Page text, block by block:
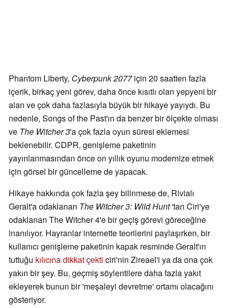
Phantom Liberty, Cyberpunk 2077için 20 saatten fazla
içerik, birkaç yeni görev, daha önce kısıtlı olan yepyeni bir
alan ve çok daha fazlasıyla büyük bir hikaye yayıydı. Bu
nedenle, Songs of the Past'ın da benzer bir ölçekte olması
ve The Witcher 3'a çok fazla oyun süresi eklemesi
beklenebilir. CDPR, genişleme paketinin
yayınlanmasından önce on yıllık oyunu modernize etmek
için görsel bir güncelleme de yapacak.
Hikaye hakkında çok fazla şey bilinmese de, Rivialı
Geralt'a odaklanan The Witcher 3: Wild Hunt'tan Ciri'ye
odaklanan The Witcher 4'e bir geçiş görevi göreceğine
inanılıyor. Hayranlar internette teorilerini paylaşırken, bir
kullanıcı genişleme paketinin kapak resminde Geralt'ın
tuttuğu kılıcına dikkat çekti ciri'nin Zireael'i ya da ona çok
yakın bir şey. Bu, geçmiş söylentilere daha fazla yakıt
ekleyerek bunun bir 'meşaleyi devretme' ortamı olacağını
gösteriyor.